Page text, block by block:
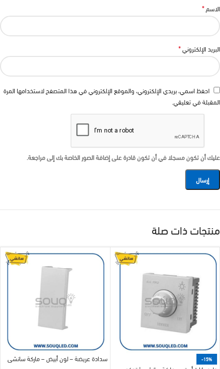
الاسم*
البريد الإلكتروني*
احفظ اسمي، بريدي الإلكتروني، والموقع الإلكتروني في هذا المتصفح لاستخدامها المرة
المقبلة في تعليقي.
عليك أن تكون مسجلا في أن تكون قادرة على إضافة الصور الخاصة بك إلى مراجعة.
منتجات ذات صلة
-15%
سدادة عريضة – لون أبيض – ماركة سانشي